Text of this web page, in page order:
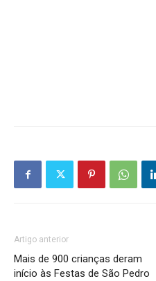
Artigo anterior
Mais de 900 crianças deram
início às Festas de São Pedro